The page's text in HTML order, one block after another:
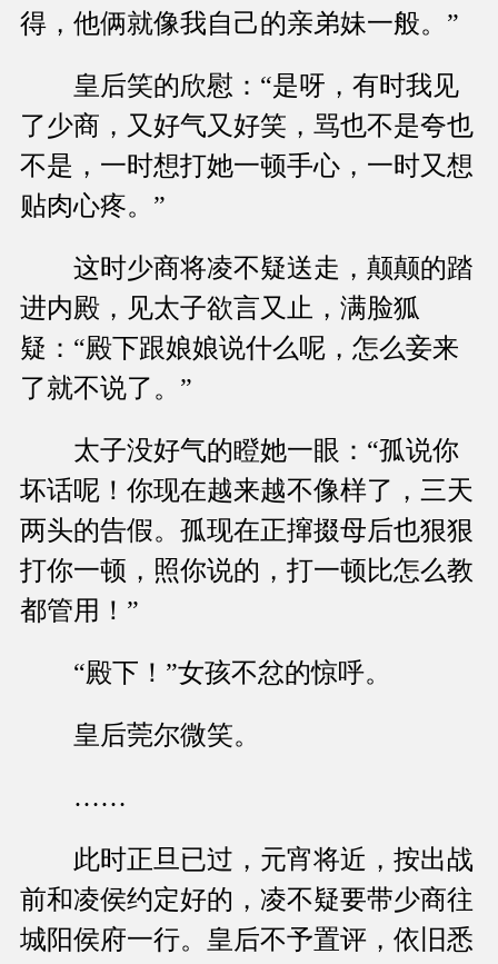
得，他俩就像我自己的亲弟妹一般。”
皇后笑的欣慰：“是呀，有时我见
了少商，又好气又好笑，骂也不是夸也
不是，一时想打她一顿手心，一时又想
贴肉心疼。”
这时少商将凌不疑送走，颠颠的踏
进内殿，见太子欲言又止，满脸狐
疑：“殿下跟娘娘说什么呢，怎么妾来
了就不说了。”
太子没好气的瞪她一眼：“孤说你
坏话呢！你现在越来越不像样了，三天
两头的告假。孤现在正撺掇母后也狠狠
打你一顿，照你说的，打一顿比怎么教
都管用！”
“殿下！”女孩不忿的惊呼。
皇后莞尔微笑。
……
此时正旦已过，元宵将近，按出战
前和凌侯约定好的，凌不疑要带少商往
城阳侯府一行。皇后不予置评，依旧悉